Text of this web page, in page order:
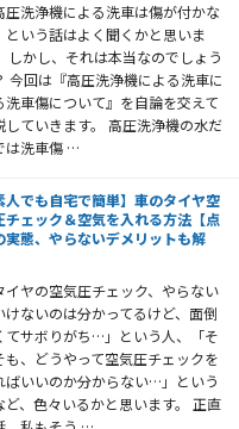
圧洗浄機による洗車は傷が付かな
という話はよく聞くかと思いま
しかし、それは本当なのでしょう
今回は『高圧洗浄機による洗車に
洗車傷について』を自論を交えて
していきます。 高圧洗浄機の水だ
は洗車傷 …
人でも自宅で簡単】車のタイヤ空
チェック＆空気を入れる方法【点
実態、やらないデメリットも解
イヤの空気圧チェック、やらない
けないのは分かってるけど、面倒
てサボりがち…」という人、「そ
も、どうやって空気圧チェックを
ばいいのか分からない…」という
ど、色々いるかと思います。 正直